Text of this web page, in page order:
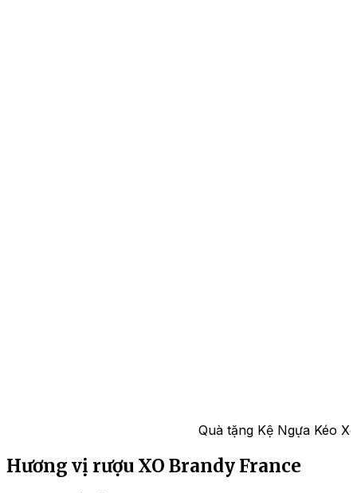
Quà tặng Kệ Ngựa Kéo
Hương vị rượu XO Brandy France